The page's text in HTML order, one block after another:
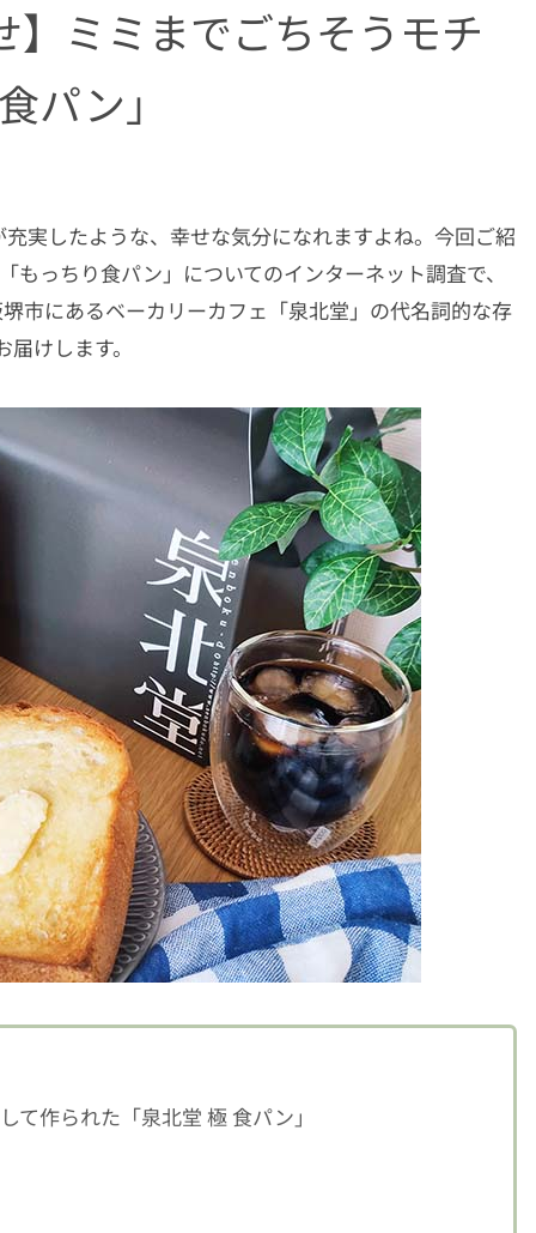
ミミまでごちそうモチ
パン」
実したような、幸せな気分になれますよね。今回ご紹
もっちり食パン」についてのインターネット調査で、
市にあるベーカリーカフェ「泉北堂」の代名詞的な存
けします。
作られた「泉北堂 極 食パン」